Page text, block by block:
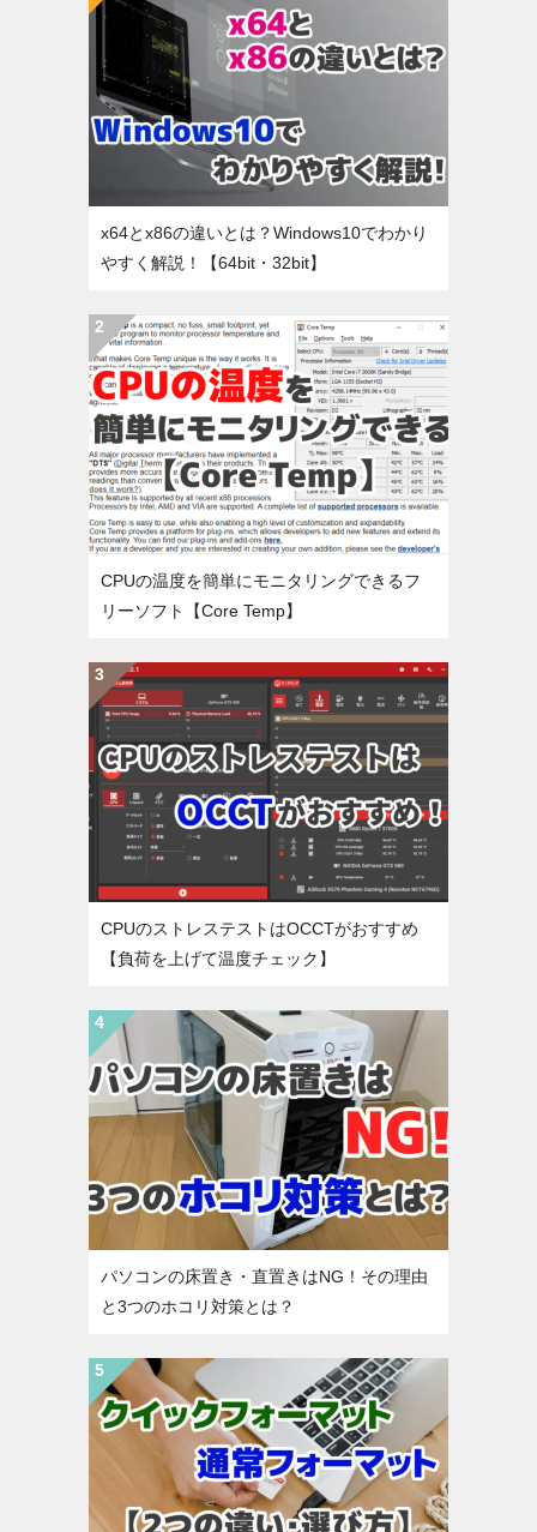
x64とx86の違いとは？Windows10でわかり
やすく解説！【64bit・32bit】
CPUの温度を簡単にモニタリングできるフ
リーソフト【Core Temp】
CPUのストレステストはOCCTがおすすめ
【負荷を上げて温度チェック】
パソコンの床置き・直置きはNG！その理由
と3つのホコリ対策とは？